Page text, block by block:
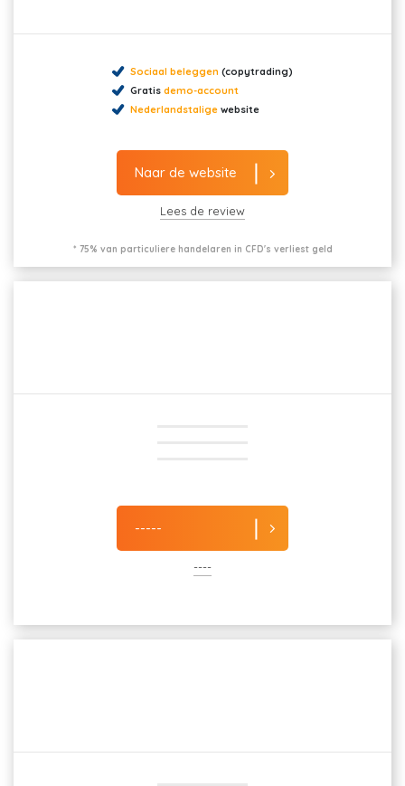
Sociaal beleggen (copytrading)
Gratis demo-account
Nederlandstalige website
Naar de website
Lees de review
* 75% van particuliere handelaren in CFD's verliest geld
-----
----